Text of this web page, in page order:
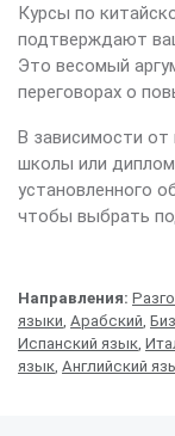
Курсы по
подтверждают
Это весомый
переговорах о
В зависимости от
школы или
установленного
чтобы выбрать
Направления:
языки Арабский
Испанский язык
язык Английский